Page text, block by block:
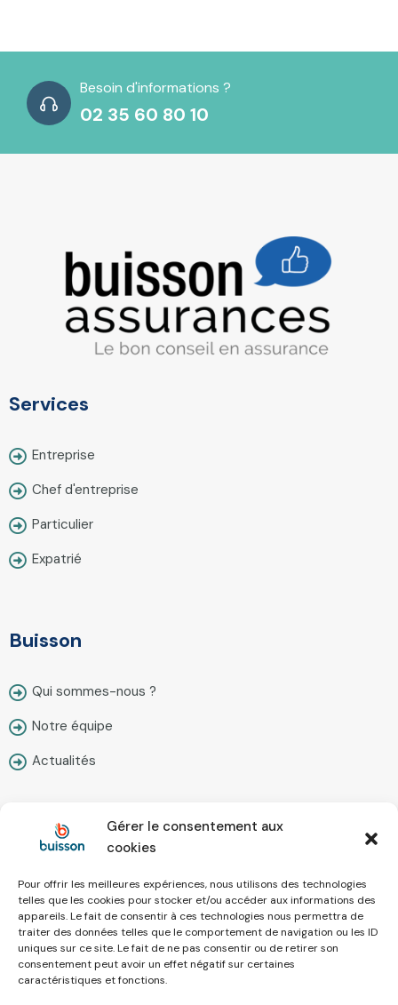
Gérer le consentement aux
cookies
Pour offrir les meilleures expériences, nous utilisons des technologies
telles que les cookies pour stocker et/ou accéder aux informations des
appareils. Le fait de consentir à ces technologies nous permettra de
traiter des données telles que le comportement de navigation ou les ID
uniques sur ce site. Le fait de ne pas consentir ou de retirer son
consentement peut avoir un effet négatif sur certaines
caractéristiques et fonctions.
Besoin d'informations ?
02 35 60 80 10
Services
Entreprise
Chef d'entreprise
Particulier
Expatrié
Buisson
Qui sommes-nous ?
Notre équipe
Actualités
Contact
Nous écrire
Prendre rendez-vous
Simulateur en ligne